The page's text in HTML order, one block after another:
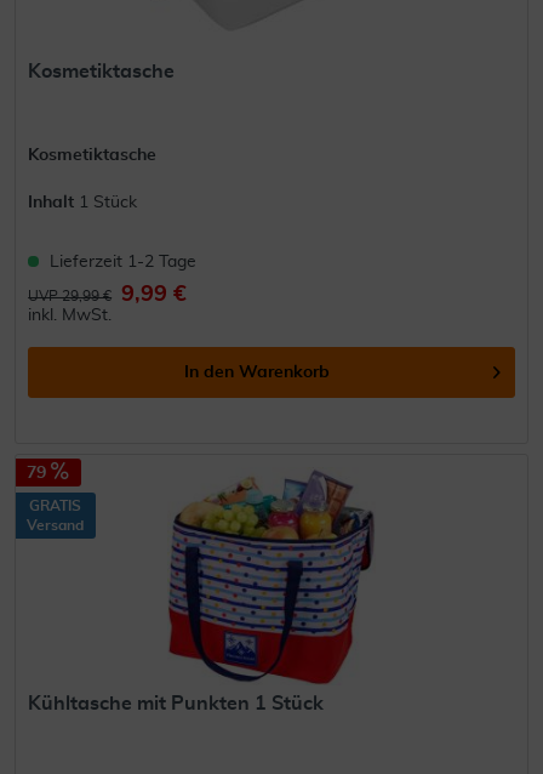
Kosmetiktasche
Kosmetiktasche
Inhalt 1 Stück
Lieferzeit 1-2 Tage
UVP 29,99 € 9,99 €
inkl. MwSt.
In den Warenkorb
79
GRATIS
Versand
Kühltasche mit Punkten 1 Stück